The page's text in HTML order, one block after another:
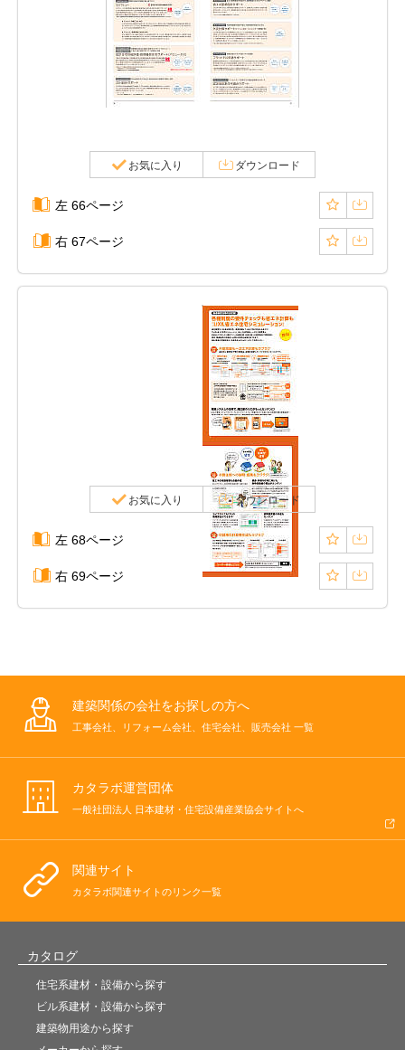
お気に入り ダウンロード
左 66ページ
右 67ページ
お気に入り ダウンロード
左 68ページ
右 69ページ
建築関係の会社をお探しの方へ
工事会社、リフォーム会社、住宅会社、販売会社 一覧
カタラボ運営団体
一般社団法人 日本建材・住宅設備産業協会サイトへ
関連サイト
カタラボ関連サイトのリンク一覧
カタログ
住宅系建材・設備から探す
ビル系建材・設備から探す
建築物用途から探す